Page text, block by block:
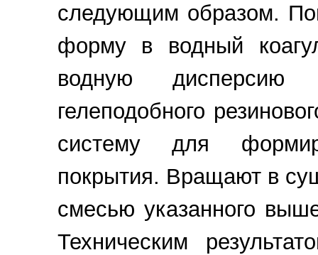
следующим образом.
форму в водный
водную дисперсию
гелеподобного
систему для
покрытия. Вращают в
смесью указанного
Техническим